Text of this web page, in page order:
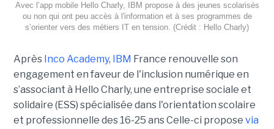
Avec l’app mobile Hello Charly, IBM propose à des jeunes scolarisés
ou non qui ont peu accès à l'information et à ses programmes de
s’orienter vers des métiers IT en tension. (Crédit : Hello Charly)
Après Inco Academy, IBM France renouvelle son
engagement en faveur de l'inclusion numérique en
s’associant à Hello Charly, une entreprise sociale et
solidaire (ESS) spécialisée dans l'orientation scolaire
et professionnelle des 16-25 ans Celle-ci propose via